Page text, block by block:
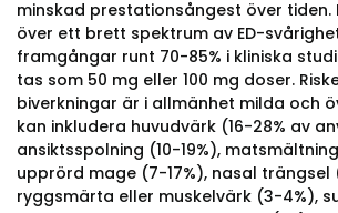
minskad prestationsångest över tiden.
över ett brett spektrum av ED-
framgångar runt 70-85% i kliniska
tas som 50 mg eller 100 mg doser.
biverkningar är i allmänhet milda och
kan inkludera huvudvärk (16-28% av
ansiktsspolning (10-19%),
upprörd mage (7-17%), nasal trängsel
ryggsmärta eller muskelvärk (3-4%),